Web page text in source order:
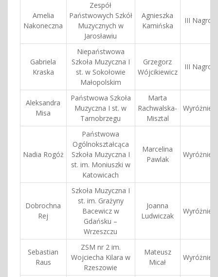
Amelia
Nakoneczna
Zespół
Państwowych Szkół
Muzycznych w
Jarosławiu
Agnieszka
Kamińska
III
Gabriela
Kraska
Niepaństwowa
Szkoła Muzyczna I
st. w Sokołowie
Małopolskim
Grzegorz
Wójcikiewicz
III
Aleksandra
Misa
Państwowa Szkoła
Muzyczna I st. w
Tarnobrzegu
Marta
Rachwalska-
Misztal
Nadia Rogóż
Państwowa
Ogólnokształcąca
Szkoła Muzyczna I
st. im. Moniuszki w
Katowicach
Marcelina
Pawlak
Dobrochna
Rej
Szkoła Muzyczna I
st. im. Grażyny
Bacewicz w
Gdańsku –
Wrzeszczu
Joanna
Ludwiczak
Sebastian
Raus
ZSM nr 2 im.
Wojciecha Kilara w
Rzeszowie
Mateusz
Micał